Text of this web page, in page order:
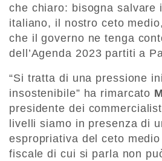
che chiaro: bisogna salvare
italiano, il nostro ceto
che il governo ne tenga
dell’Agenda 2023 partiti a
“Si tratta di una pressione
insostenibile” ha rimarcato
presidente dei
livelli siamo in presenza di
espropriativa del ceto
fiscale di cui si parla non